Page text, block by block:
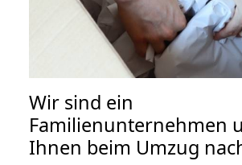
Wir sind ein
Familienunternehmen
Ihnen beim Umzug